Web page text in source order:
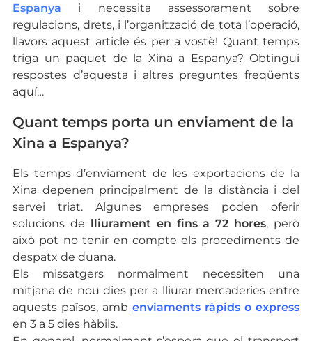
Espanya i necessita assessorament sobre
regulacions, drets, i l’organització de tota l’operació,
llavors aquest article és per a vostè! Quant temps
triga un paquet de la Xina a Espanya? Obtingui
respostes d’aquesta i altres preguntes freqüents
aquí…
Quant temps porta un enviament de la
Xina a Espanya?
Els temps d’enviament de les exportacions de la
Xina depenen principalment de la distància i del
servei triat. Algunes empreses poden oferir
solucions de lliurament en fins a 72 hores, però
això pot no tenir en compte els procediments de
despatx de duana.
Els missatgers normalment necessiten una
mitjana de nou dies per a lliurar mercaderies entre
aquests països, amb enviaments ràpids o express
en 3 a 5 dies hàbils.